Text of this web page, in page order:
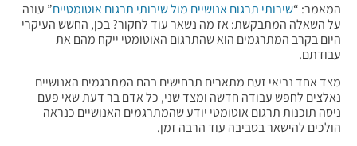
המאמר: “שירותי תרגום אנושיים מול שירותי תרגום אוטומטיים” עונה
על השאלה המתבקשת: אז מה נשאר עוד לחקור? בכן, החשש העיקרי
היום בקרב המתרגמים הוא שהתרגום האוטומטי ייקח מהם את
עבודתם.
מצד אחד נביאי זעם מתארים תרחישים בהם המתרגמים האנושיים
נאלצים לחפש עבודה חדשה ומצד שני, כל אדם בר דעת שאי פעם
ניסה תוכנות תרגום אוטומטי יודע שהמתרגמים האנושיים כנראה
הולכים להישאר בסביבה עוד הרבה זמן.